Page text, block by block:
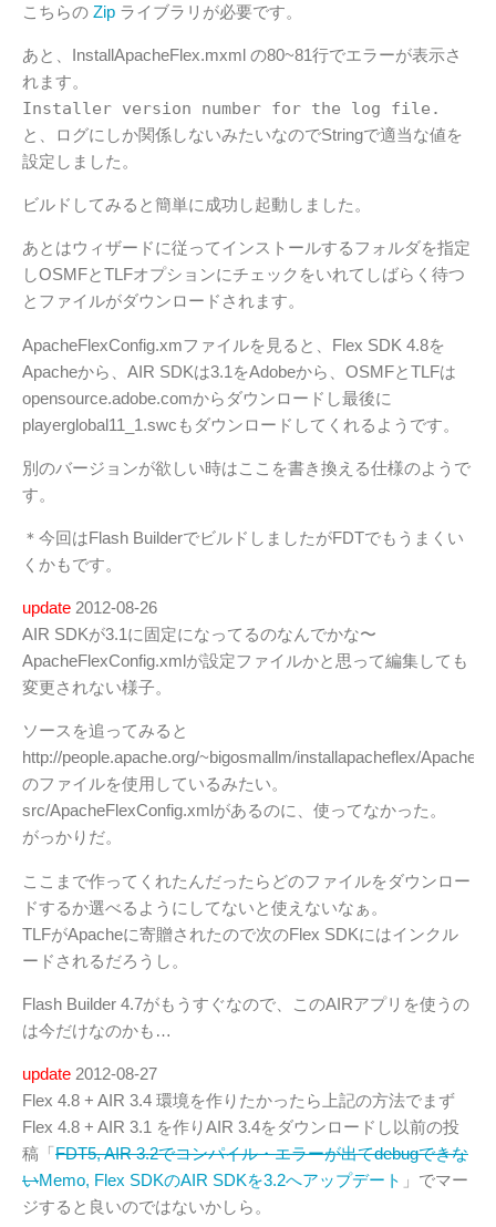
こちらの Zip ライブラリが必要です。
あと、InstallApacheFlex.mxml の80~81行でエラーが表示さ
れます。
Installer version number for the log file.
と、ログにしか関係しないみたいなのでStringで適当な値を
設定しました。
ビルドしてみると簡単に成功し起動しました。
あとはウィザードに従ってインストールするフォルダを指定
しOSMFとTLFオプションにチェックをいれてしばらく待つ
とファイルがダウンロードされます。
ApacheFlexConfig.xmファイルを見ると、Flex SDK 4.8を
Apacheから、AIR SDKは3.1をAdobeから、OSMFとTLFは
opensource.adobe.comからダウンロードし最後に
playerglobal11_1.swcもダウンロードしてくれるようです。
別のバージョンが欲しい時はここを書き換える仕様のようで
す。
＊今回はFlash BuilderでビルドしましたがFDTでもうまくい
くかもです。
update 2012-08-26
AIR SDKが3.1に固定になってるのなんでかな〜
ApacheFlexConfig.xmlが設定ファイルかと思って編集しても
変更されない様子。
ソースを追ってみると
http://people.apache.org/~bigosmallm/installapacheflex/
のファイルを使用しているみたい。
src/ApacheFlexConfig.xmlがあるのに、使ってなかった。
がっかりだ。
ここまで作ってくれたんだったらどのファイルをダウンロー
ドするか選べるようにしてないと使えないなぁ。
TLFがApacheに寄贈されたので次のFlex SDKにはインクル
ードされるだろうし。
Flash Builder 4.7がもうすぐなので、このAIRアプリを使うの
は今だけなのかも…
update 2012-08-27
Flex 4.8 + AIR 3.4 環境を作りたかったら上記の方法でまず
Flex 4.8 + AIR 3.1 を作りAIR 3.4をダウンロードし以前の投
稿「FDT5, AIR 3.2でコンパイル・エラーが出てdebugできな
いMemo, Flex SDKのAIR SDKを3.2へアップデート 」でマー
ジすると良いのではないかしら。